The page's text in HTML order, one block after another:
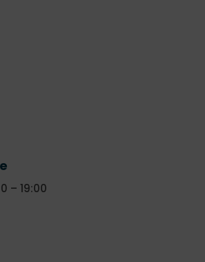
– 19:00